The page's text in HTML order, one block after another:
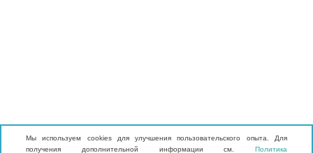
Мы используем cookies для улучшения пользовательского опыта. Для
получения дополнительной информации см. Политика